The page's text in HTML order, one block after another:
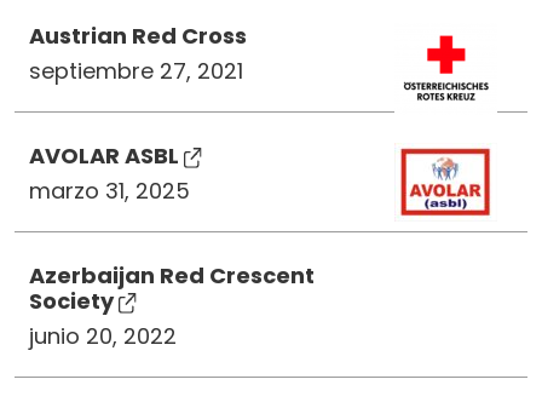
Austrian Red Cross
septiembre 27, 2021
AVOLAR ASBL
marzo 31, 2025
Azerbaijan Red Crescent
Society
junio 20, 2022